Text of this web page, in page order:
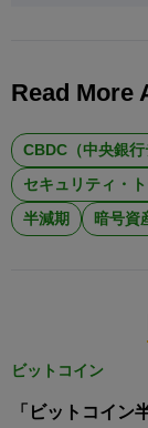
Read More
CBDC（中央銀行
セキュリティ・
半減期
暗号資
ビットコイン
「ビットコイン